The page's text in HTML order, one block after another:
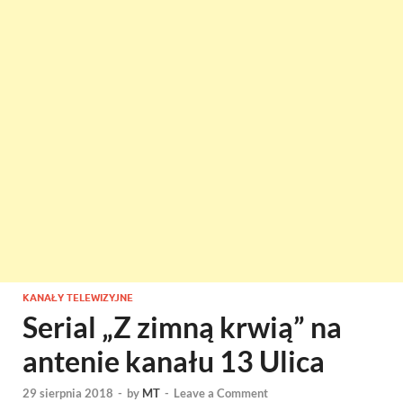
KANAŁY TELEWIZYJNE
Serial „Z zimną krwią” na
antenie kanału 13 Ulica
29 sierpnia 2018 - by MT - Leave a Comment